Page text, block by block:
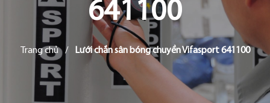
641100
Trang chủ / Lưới chắn sân bóng chuyền Vifasport 641100